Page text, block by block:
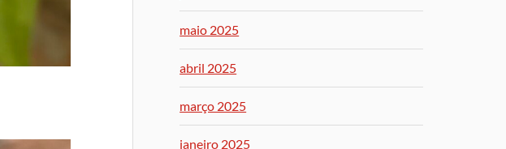
maio 2025
abril 2025
março 2025
janeiro 2025